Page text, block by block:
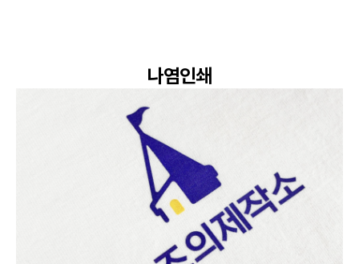
나염인쇄